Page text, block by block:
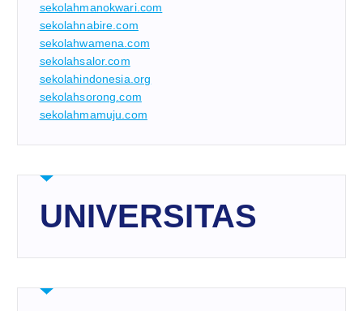
sekolahmanokwari.com
sekolahnabire.com
sekolahwamena.com
sekolahsalor.com
sekolahindonesia.org
sekolahsorong.com
sekolahmamuju.com
UNIVERSITAS